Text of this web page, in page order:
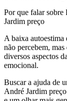
Por que falar sobre
Jardim preço
A baixa autoestima
não percebem,
diversos aspectos
emocional.
Buscar a ajuda de
André Jardim